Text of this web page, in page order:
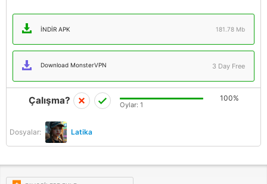
İNDIR APK 181.78 Mb
Download MonsterVPN 3 Day Free
Dosyalar: Latika
Çalışma? 100%
Oylar: 1